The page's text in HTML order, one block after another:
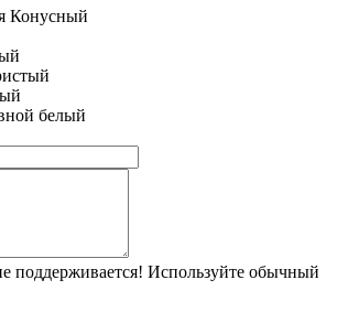
Конусный
белый
поддерживается! Используйте обычный